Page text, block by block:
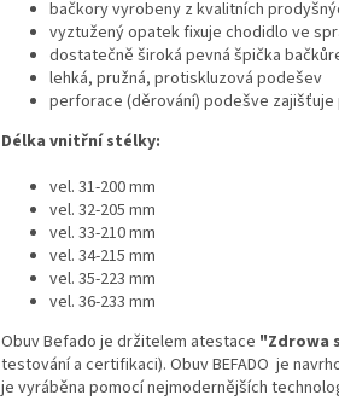
bačkory vyrobeny z kvalitních
vyztužený opatek fixuje chodidlo ve
dostatečně široká pevná špička
lehká, pružná, protiskluzová podešev
perforace (děrování) podešve
Délka vnitřní stélky:
vel. 31-200 mm
vel. 32-205 mm
vel. 33-210 mm
vel. 34-215 mm
vel. 35-223 mm
vel. 36-233 mm
Obuv Befado je držitelem atestace "Zdrowa
testování a certifikaci). Obuv BEFADO je
je vyráběna pomocí nejmodernějších